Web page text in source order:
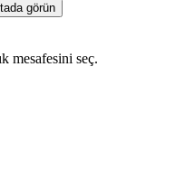
görün
mesafesini seç.